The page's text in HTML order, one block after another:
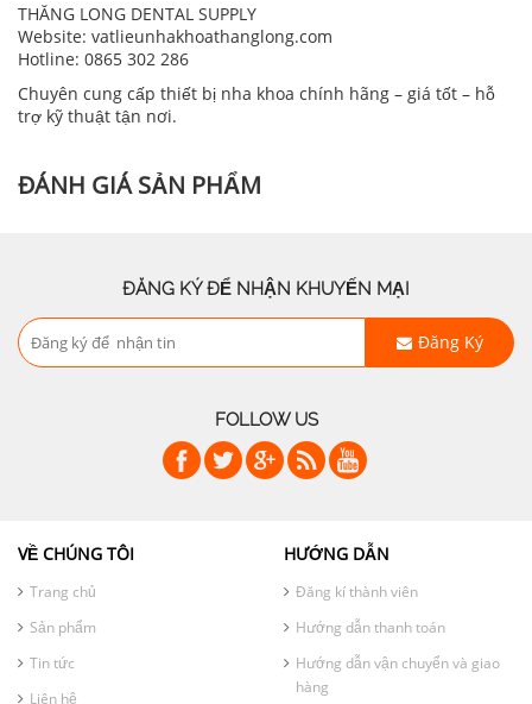
THĂNG LONG DENTAL SUPPLY
Website: vatlieunhakhoathanglong.com
Hotline: 0865 302 286
Chuyên cung cấp thiết bị nha khoa chính hãng – giá tốt – hỗ
trợ kỹ thuật tận nơi.
ĐÁNH GIÁ SẢN PHẨM
ĐĂNG KÝ ĐỂ NHẬN KHUYẾN MẠI
Đăng Ký
FOLLOW US
VỀ CHÚNG TÔI
Trang chủ
Sản phẩm
Tin tức
Liên hệ
HƯỚNG DẪN
Đăng kí thành viên
Hướng dẫn thanh toán
Hướng dẫn vận chuyển và giao
hàng